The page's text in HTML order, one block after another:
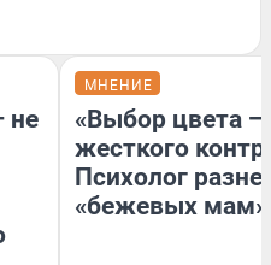
не
МНЕНИЕ
«Выбор цвета —
жесткого
Психолог
«бежевых мам»